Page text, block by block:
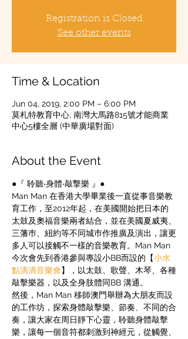
Registration is Closed
See other events
Time & Location
Jun 04, 2019, 2:00 PM – 6:00 PM
莫札特教育中心, 南灣大馬路815號才能商業
中心5樓全層 (中華廣場對面)
About the Event
●『 聆聽‧身體‧敲撃樂 』●
Man Man 在香港大學畢業後一直從事音樂教
育工作，至2012年起，在美國開始把日本的
太鼓及奧福音樂兩者結合，並在美國夏威夷、
三藩巿、紐約等不同城巿作推廣及演出，讓更
多人可以接觸不一樣的音樂教育。Man Man
今次會先到香港參與專設小BB而設的【小水
點滴滴音樂會】，以太鼓、歌聲、木琴、各種
敲擊樂器，以及全身肢體同BB 溝通。
然後，Man Man 移師澳門舉辦為大朋友而設
的工作坊，探索身體敲擊樂、節奏、不同的合
奏，讓大家在周日靜下心靈，聆聽身體敲擊
樂，讓每一個音符都刺激到神經元，從觸覺、